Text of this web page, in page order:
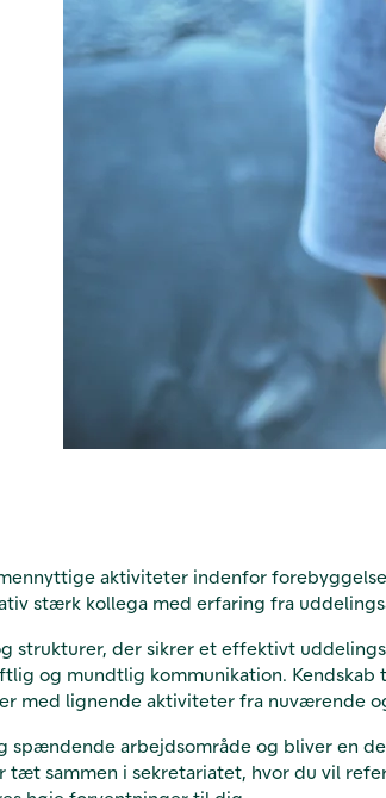
aktiviteter indenfor
stærk kollega med erfaring fra
strukturer, der sikrer et effektivt
og mundtlig kommunikation.
med lignende aktiviteter fra nuværende
spændende arbejdsområde og bliver en
tæt sammen i sekretariatet, hvor du vil